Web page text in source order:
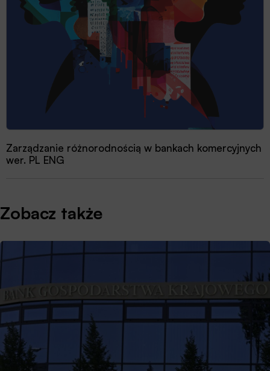
Zarządzanie różnorodnością w bankach komercyjnych
wer. PL ENG
Zobacz także